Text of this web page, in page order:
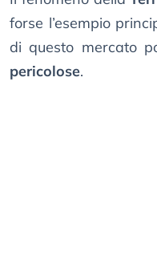
forse l’esempio
di questo mercato
pericolose.